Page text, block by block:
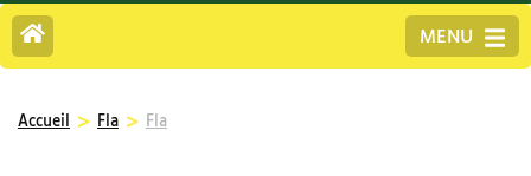
MENU
Accueil > Fla > Fla